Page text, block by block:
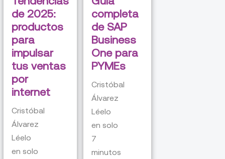
de 2025:
productos
para
impulsar
tus ventas
por
internet
Cristóbal
Álvarez
Léelo
en solo
completa
de SAP
Business
One para
PYMEs
Cristóbal
Álvarez
Léelo
en solo
7
minutos